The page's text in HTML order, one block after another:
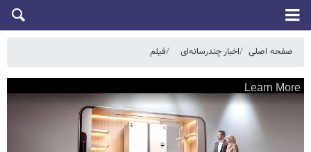
صفحه اصلی اخبار چندرسانه‌ای فیلم